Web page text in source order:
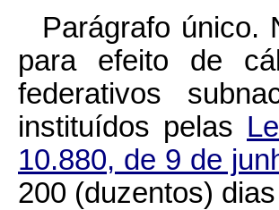
Parágrafo
para efeito de
federativos
instituídos pelas
10.880, de 9 de
200 (duzentos)